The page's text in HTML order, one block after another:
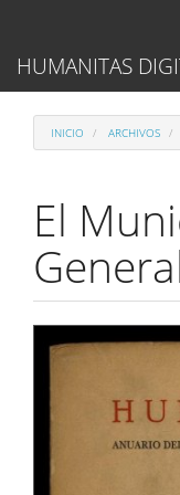
Contenido
principal
lateral
HUMANITAS
INICIO ARCHIVOS
El
Barra
del
artículo